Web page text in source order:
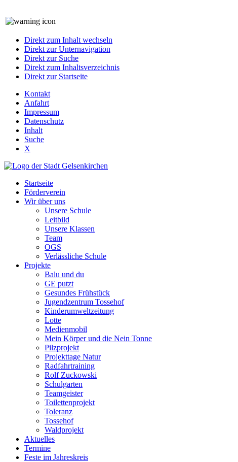
Direkt zum Inhalt wechseln
Direkt zur Unternavigation
Direkt zur Suche
Direkt zum Inhaltsverzeichnis
Direkt zur Startseite
Kontakt
Anfahrt
Impressum
Datenschutz
Inhalt
Suche
X
Startseite
Förderverein
Wir über uns
Unsere Schule
Leitbild
Unsere Klassen
Team
OGS
Verlässliche Schule
Projekte
Balu und du
GE putzt
Gesundes Frühstück
Jugendzentrum Tossehof
Kinderumweltzeitung
Lotte
Medienmobil
Mein Körper und die Nein Tonne
Pilzprojekt
Projekttage Natur
Radfahrtraining
Rolf Zuckowski
Schulgarten
Teamgeister
Toilettenprojekt
Toleranz
Tossehof
Waldprojekt
Aktuelles
Termine
Feste im Jahreskreis